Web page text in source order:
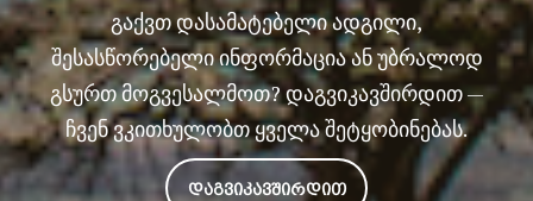
გაქვთ დასამატებელი ადგილი,
შესასწორებელი ინფორმაცია ან უბრალოდ
გსურთ მოგვესალმოთ? დაგვიკავშირდით —
ჩვენ ვკითხულობთ ყველა შეტყობინებას.
ᲓᲐᲒᲕᲘᲙᲐᲕᲨᲘᲠᲓᲘᲗ